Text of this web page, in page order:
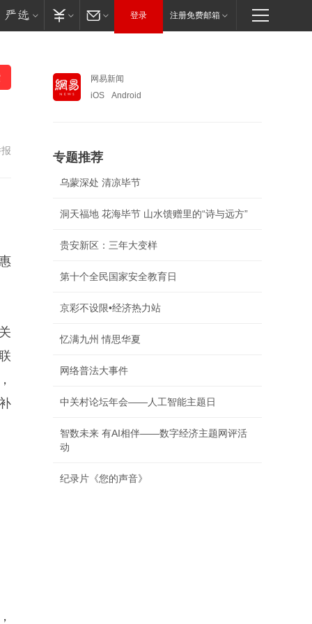
登录 注册免费邮箱
网易新闻
iOS
Android
专题推荐
乌蒙深处 清凉毕节
洞天福地 花海毕节 山水馈赠里的“诗与远方”
贵安新区：三年大变样
第十个全民国家安全教育日
京彩不设限•经济热力站
忆满九州 情思华夏
网络普法大事件
中关村论坛年会——人工智能主题日
智数未来 有AI相伴——数字经济主题网评活
动
纪录片《您的声音》